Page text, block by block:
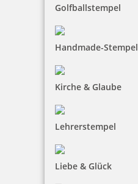
Golfballstempel
Handmade-Stempel
Kirche & Glaube
Lehrerstempel
Liebe & Glück